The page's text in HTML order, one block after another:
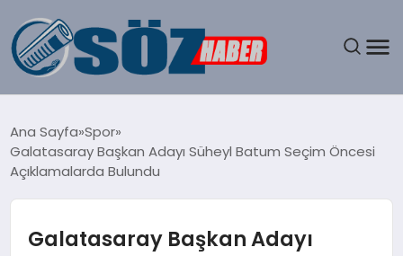
SPOR
Ana Sayfa Spor
Galatasaray Başkan Adayı Süheyl Batum Seçim Öncesi
Açıklamalarda Bulundu
Galatasaray Başkan Adayı